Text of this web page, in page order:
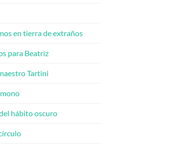
en tierra de extraños
para Beatriz
Tartini
hábito oscuro